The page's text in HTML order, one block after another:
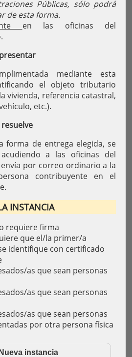
Públicas, sólo podrá
de esta forma.
en las oficinas del
mediante esta
el objeto tributario
vivienda, referencia catastral,
etc.).
forma de entrega elegida, se
a las oficinas del
por correo ordinario a la
contribuyente en el
INSTANCIA
requiere firma
que el/la primer/a
identifique con certificado
as que sean personas
as que sean personas
as que sean personas
por otra persona física
Nueva instancia